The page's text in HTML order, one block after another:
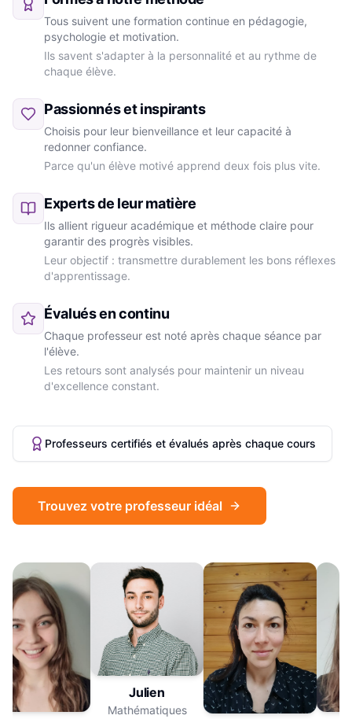
Julien
Mathématiques
Tous suivent une formation continue en pédagogie,
psychologie et motivation.
Ils savent s'adapter à la personnalité et au rythme de
chaque élève.
Passionnés et inspirants
Choisis pour leur bienveillance et leur capacité à
redonner confiance.
Parce qu'un élève motivé apprend deux fois plus vite.
Experts de leur matière
Ils allient rigueur académique et méthode claire pour
garantir des progrès visibles.
Leur objectif : transmettre durablement les bons réflexes
d'apprentissage.
Évalués en continu
Chaque professeur est noté après chaque séance par
l'élève.
Les retours sont analysés pour maintenir un niveau
d'excellence constant.
Professeurs certifiés et évalués après chaque cours
Trouvez votre professeur idéal